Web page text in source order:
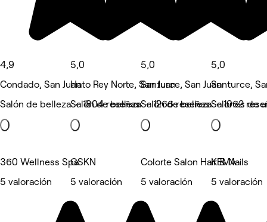
4,9
Condado, San Juan
Salón de belleza • 1804 reseñas
5,0
Hato Rey Norte, San Juan
Salón de belleza • 1266 reseñas
5,0
Santurce, San Juan
Salón de belleza • 1062
5,0
Santurce,
Salones de
360 Wellness Spa
5 valoración
GSKN
5 valoración
Colorte Salon Hair & Nails
5 valoración
KEMA
5 valoración